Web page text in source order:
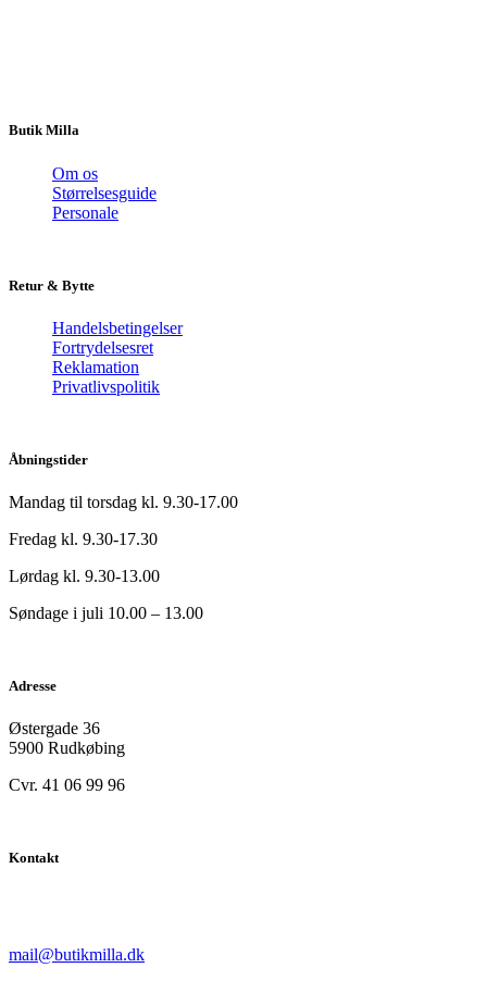
Butik Milla
Om os
Størrelsesguide
Personale
Retur & Bytte
Handelsbetingelser
Fortrydelsesret
Reklamation
Privatlivspolitik
Åbningstider
Mandag til torsdag kl. 9.30-17.00
Fredag kl. 9.30-17.30
Lørdag kl. 9.30-13.00
Søndage i juli 10.00 – 13.00
Adresse
Østergade 36
5900 Rudkøbing
Cvr. 41 06 99 96
Kontakt
mail@butikmilla.dk